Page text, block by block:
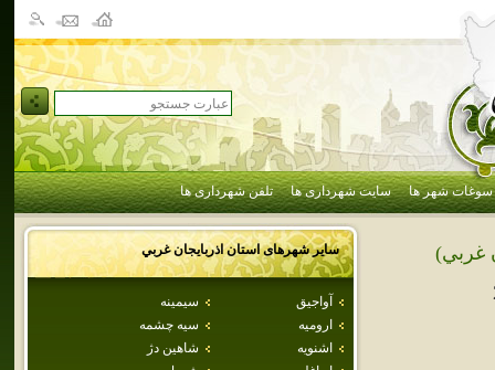
سوغات شهر ها سایت شهرداری ها تلفن شهرداری ها
سایر شهرهای استاناذربايجان غربي
آواجيق
سيمينه
اروميه
سيه چشمه
اشنويه
شاهين دژ
غربي)